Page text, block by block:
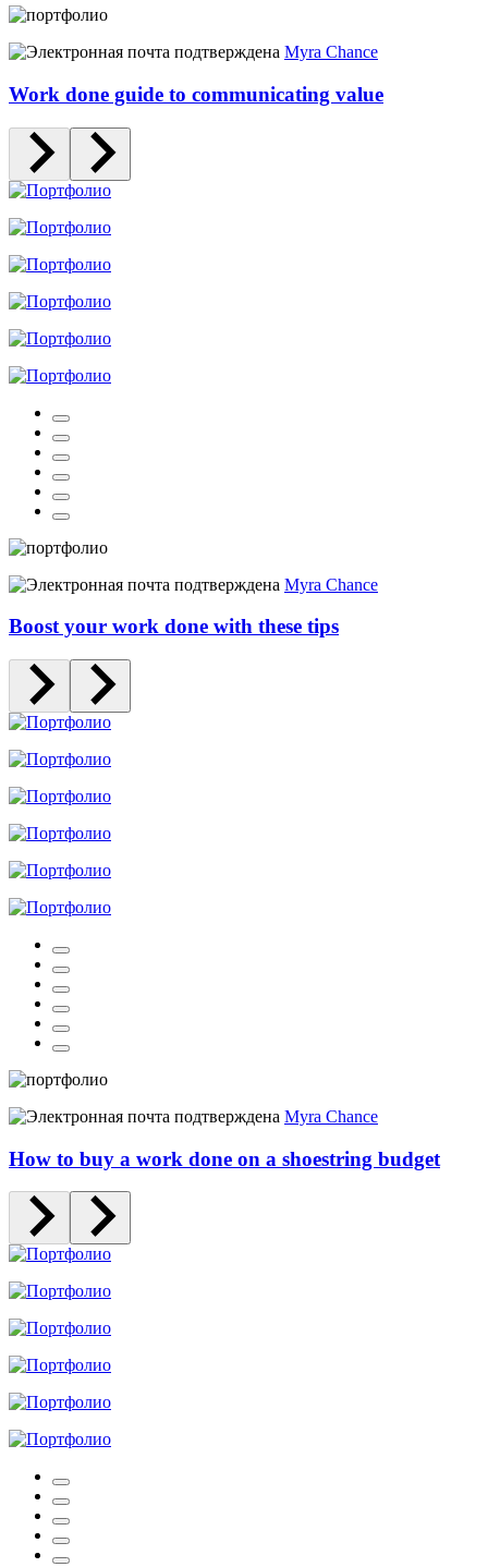
Myra Chance
Work done guide to communicating value
Myra Chance
Boost your work done with these tips
Myra Chance
How to buy a work done on a shoestring budget